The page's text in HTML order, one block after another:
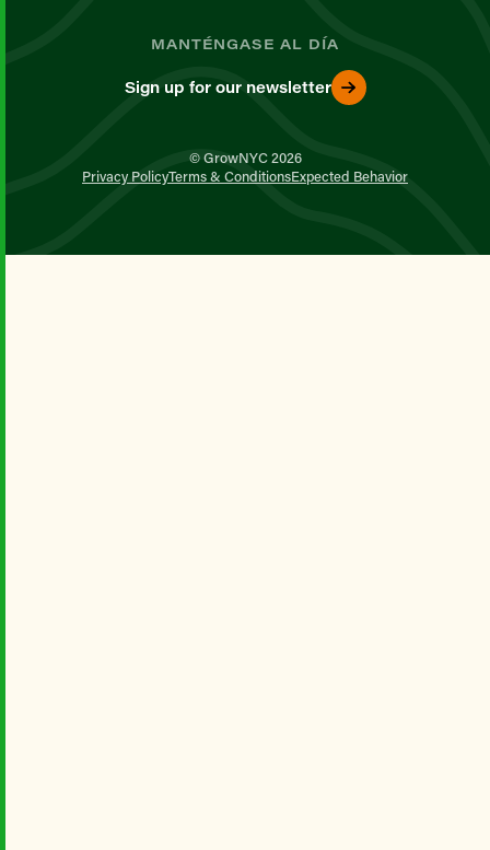
MANTÉNGASE AL DÍA
Sign up for our newsletter
© GrowNYC 2026
Privacy PolicyTerms & ConditionsExpected Behavior